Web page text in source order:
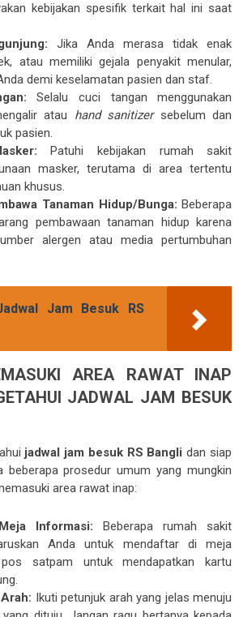
kebijakan spesifik terkait hal ini saat
Jika Anda merasa tidak enak
atau memiliki gejala penyakit menular,
demi keselamatan pasien dan staf.
Selalu cuci tangan menggunakan
atau hand sanitizersebelum dan
pasien.
Patuhi kebijakan rumah sakit
masker, terutama di area tertentu
khusus.
Tanaman Hidup/Bunga: Beberapa
pembawaan tanaman hidup karena
alergen atau media pertumbuhan
Jam Besuk RS
AREA RAWAT INAP
JADWAL JAM BESUK
jadwal jam besuk RS Bangli dan siap
beberapa prosedur umum yang mungkin
area rawat inap:
Informasi: Beberapa rumah sakit
Anda untuk mendaftar di meja
satpam untuk mendapatkan kartu
Ikuti petunjuk arah yang jelas menuju